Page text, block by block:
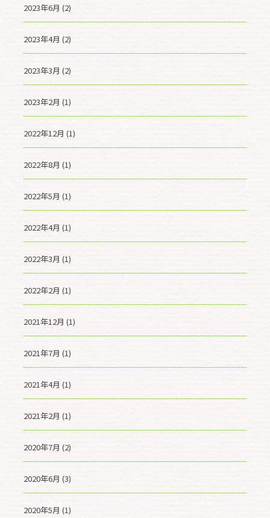
2023年6月 (2)
2023年4月 (2)
2023年3月 (2)
2023年2月 (1)
2022年12月 (1)
2022年8月 (1)
2022年5月 (1)
2022年4月 (1)
2022年3月 (1)
2022年2月 (1)
2021年12月 (1)
2021年7月 (1)
2021年4月 (1)
2021年2月 (1)
2020年7月 (2)
2020年6月 (3)
2020年5月 (1)